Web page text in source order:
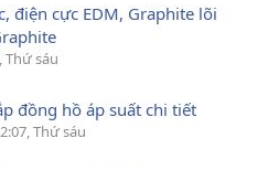
điện cực EDM, Graphite lõi
Thứ sáu
đồng hồ áp suất chi tiết
Thứ sáu